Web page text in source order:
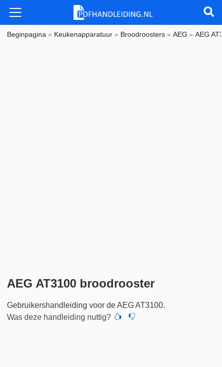
Beginpagina » Keukenapparatuur » Broodroosters »AEG »AEG
AEG AT3100 broodrooster
Gebruikershandleiding voor de AEG AT3100.
Was deze handleiding nuttig?